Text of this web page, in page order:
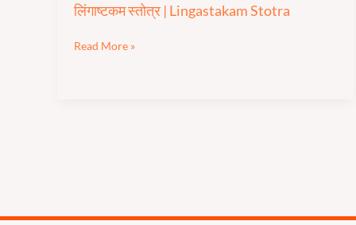
लिंगाष्टकम स्तोत्र | Lingastakam Stotra
Read More »